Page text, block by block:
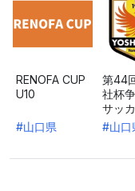
RENOFA CUP
U10
#山口県
第44
社杯
サッ
U-10
#山口